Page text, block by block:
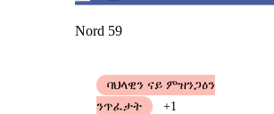
Nord 59
ባህላዊን ናይ ምዝንጋዕን
ንጥፈታት
+1